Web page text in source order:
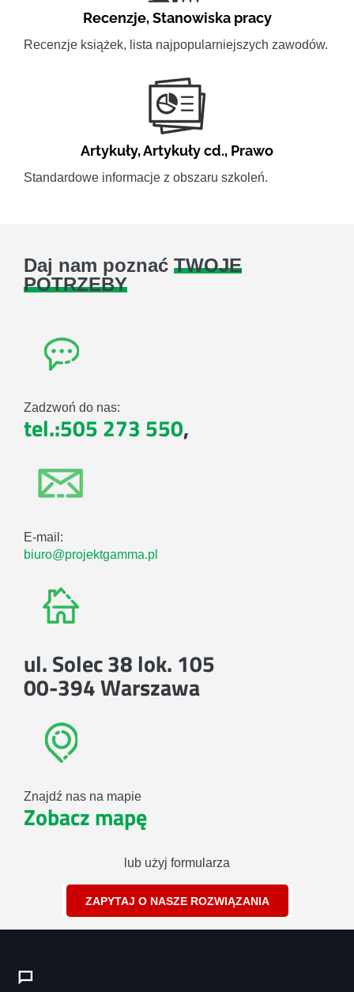
Recenzje,Stanowiska pracy
Recenzje książek, lista najpopularniejszych zawodów.
Artykuły,Artykuły cd., Prawo
Standardowe informacje z obszaru szkoleń.
Daj nam poznać TWOJE
POTRZEBY
Zadzwoń do nas:
tel.:505 273 550,
E-mail:
biuro@projektgamma.pl
ul. Solec 38 lok. 105
00-394 Warszawa
Znajdź nas na mapie
Zobacz mapę
lub użyj formularza
ZAPYTAJ O NASZE ROZWIĄZANIA